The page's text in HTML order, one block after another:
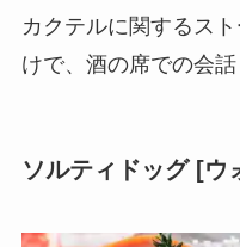
カクテルに関するス
けで、酒の席での会
ソルティドッグ [ウ